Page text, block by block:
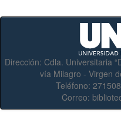
Dirección: Cdla. Universitaria
vía Milagro - Virgen
Teléfono:
Correo: